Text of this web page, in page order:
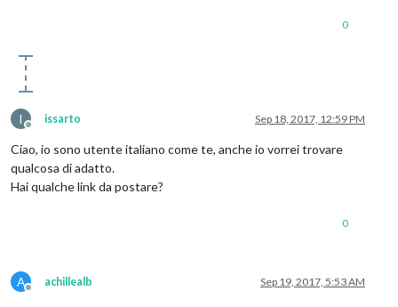
0
I
Offline
issarto Sep 18, 2017, 12:59 PM
Ciao, io sono utente italiano come te, anche io vorrei trovare
qualcosa di adatto.
Hai qualche link da postare?
0
A
Offline
achillealb Sep 19, 2017, 5:53 AM